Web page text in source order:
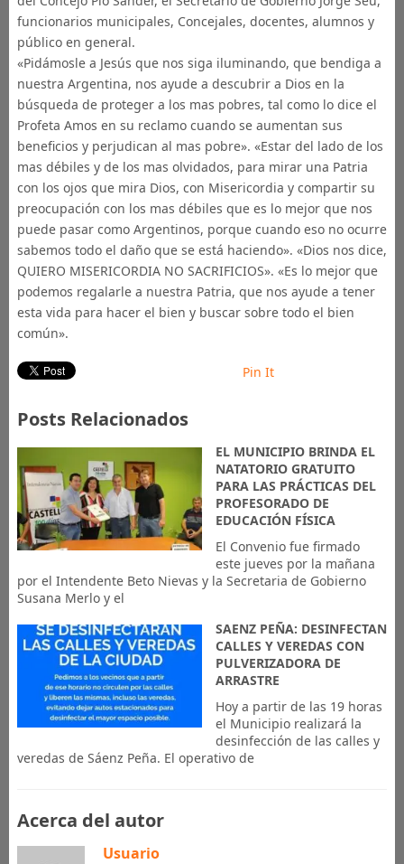
funcionarios municipales, Concejales, docentes, alumnos y
público en general.
«Pidámosle a Jesús que nos siga iluminando, que bendiga a
nuestra Argentina, nos ayude a descubrir a Dios en la
búsqueda de proteger a los mas pobres, tal como lo dice el
Profeta Amos en su reclamo cuando se aumentan sus
beneficios y perjudican al mas pobre». «Estar del lado de los
mas débiles y de los mas olvidados, para mirar una Patria
con los ojos que mira Dios, con Misericordia y compartir su
preocupación con los mas débiles que es lo mejor que nos
puede pasar como Argentinos, porque cuando eso no ocurre
sabemos todo el daño que se está haciendo». «Dios nos dice,
QUIERO MISERICORDIA NO SACRIFICIOS». «Es lo mejor que
podemos regalarle a nuestra Patria, que nos ayude a tener
esta vida para hacer el bien y buscar sobre todo el bien
común».
Pin It
Posts Relacionados
EL MUNICIPIO BRINDA EL
NATATORIO GRATUITO
PARA LAS PRÁCTICAS DEL
PROFESORADO DE
EDUCACIÓN FÍSICA
El Convenio fue firmado
este jueves por la mañana
por el Intendente Beto Nievas y la Secretaria de Gobierno
Susana Merlo y el
SAENZ PEÑA: DESINFECTAN
CALLES Y VEREDAS CON
PULVERIZADORA DE
ARRASTRE
Hoy a partir de las 19 horas
el Municipio realizará la
desinfección de las calles y
veredas de Sáenz Peña. El operativo de
Acerca del autor
Usuario